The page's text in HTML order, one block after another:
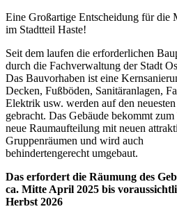
Eine Großartige Entscheidung für die
im Stadtteil Haste!
Seit dem laufen die erforderlichen
durch die Fachverwaltung der Stadt
Das Bauvorhaben ist eine
Decken, Fußböden, Sanitäranlagen,
Elektrik usw. werden auf den neuesten
gebracht. Das Gebäude bekommt
neue Raumaufteilung mit neuen
Gruppenräumen und wird auch
behindertengerecht umgebaut.
Das erfordert die Räumung des
ca. Mitte April 2025 bis
Herbst 2026